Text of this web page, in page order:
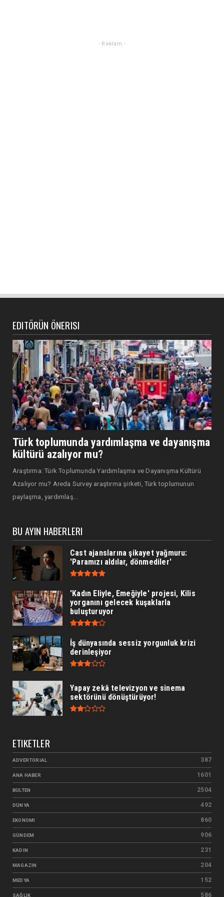
- Reklam -
EDITÖRÜN ÖNERISI
Türk toplumunda yardımlaşma ve dayanışma
kültürü azalıyor mu?
Araştırma: Türk Toplumunda Yardımlaşma ve Dayanışma Kültürü
Azalıyor mu? Areda Survey araştırma şirketi, Türk toplumunun
paylaşma, yardımlaş...
BU AYIN HABERLERI
Cast ajanslarına şikayet yağmuru:
'Paramızı aldılar, dönmediler'
'Kadın Eliyle, Emeğiyle' projesi, Kilis
yorganını gelecek kuşaklarla
buluşturuyor
İş dünyasında sessiz yorgunluk krizi
derinleşiyor
Yapay zekâ televizyon ve sinema
sektörünü dönüştürüyor!
ETIKETLER
ADVERTORIAL 387
ANA HABER 1601
BÜLTEN 2504
DÜNYA 492
EKONOMI 860
GÜNDEM 906
KADIN 231
MAGAZIN 204
MEDYA 152
SAĞLIK 586